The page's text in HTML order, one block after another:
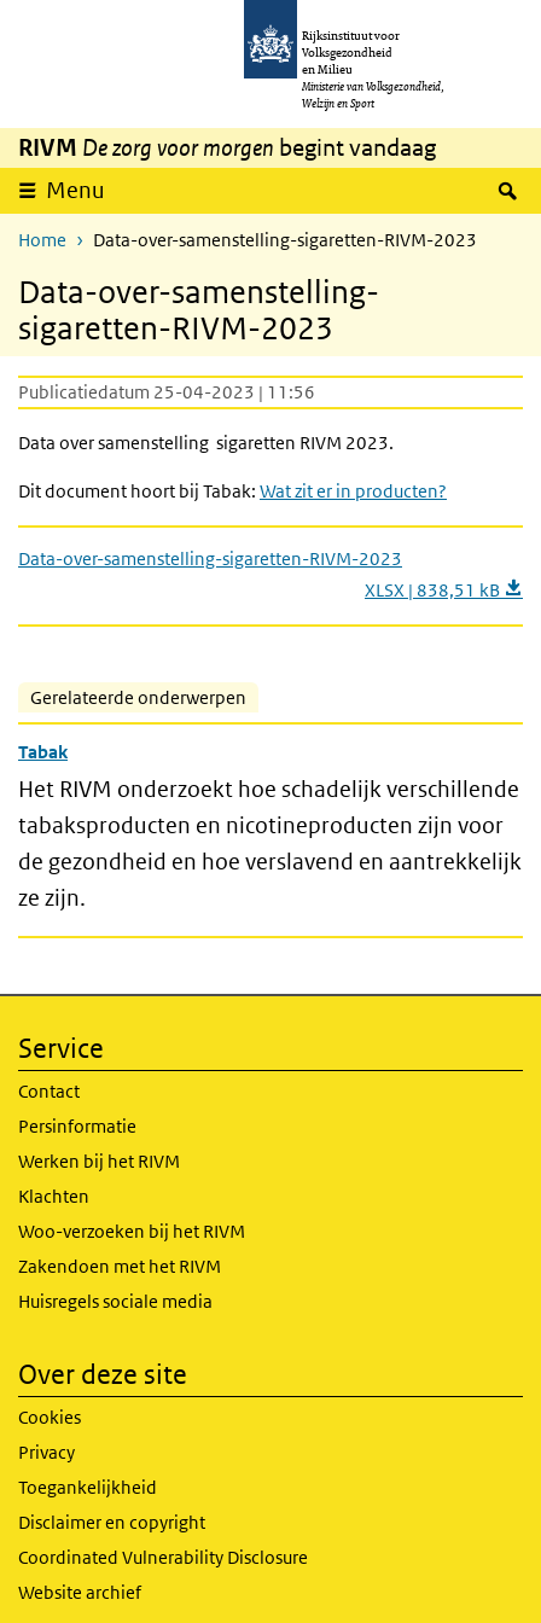
Overslaan en naar de inhoud gaan
Rijksinstituut voor
Volksgezondheid
en Milieu
Ministerie van Volksgezondheid,
Welzijn en Sport
RIVM De zorg voor morgen begint vandaag
Menu
Home Data-over-samenstelling-sigaretten-RIVM-2023
Data-over-samenstelling-
sigaretten-RIVM-2023
Publicatiedatum 25-04-2023 | 11:56
Data over samenstelling sigaretten RIVM 2023.
Dit document hoort bij Tabak: Wat zit er in producten?
Data-over-samenstelling-sigaretten-RIVM-2023
XLSX | 838,51 kB
Gerelateerde onderwerpen
Tabak
Het RIVM onderzoekt hoe schadelijk verschillende
tabaksproducten en nicotineproducten zijn voor
de gezondheid en hoe verslavend en aantrekkelijk
ze zijn.
Service
Contact
Persinformatie
Werken bij het RIVM
Klachten
Woo-verzoeken bij het RIVM
Zakendoen met het RIVM
Huisregels sociale media
Over deze site
Cookies
Privacy
Toegankelijkheid
Disclaimer en copyright
Coordinated Vulnerability Disclosure
Website archief